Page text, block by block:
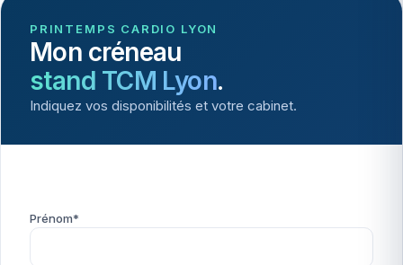
PRINTEMPS CARDIO LYON
Mon créneau
stand TCM Lyon.
Indiquez vos disponibilités et votre cabinet.
Prénom*